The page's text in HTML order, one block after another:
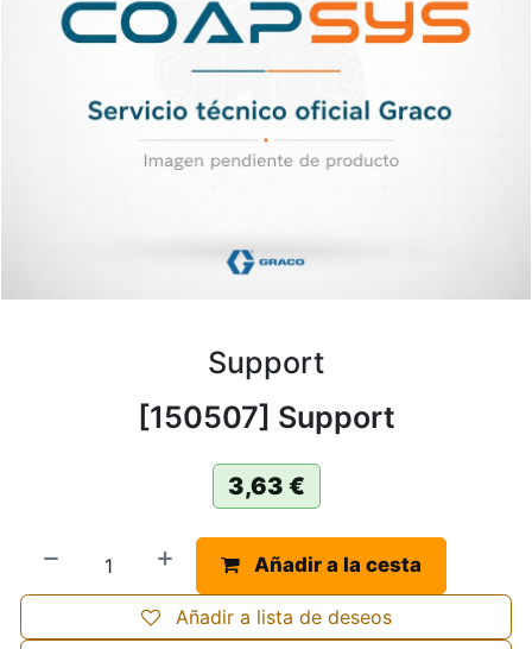
Support
[150507] Support
3,63 €
Añadir a la cesta
Añadir a lista de deseos